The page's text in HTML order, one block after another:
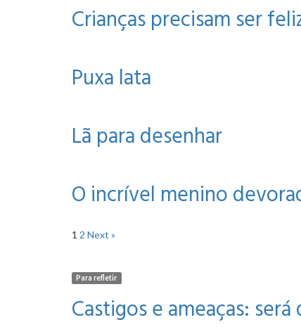
Crianças precisam ser
Puxa lata
Lã para desenhar
O incrível menino
1 2 Next »
Para refletir
Castigos e ameaças: